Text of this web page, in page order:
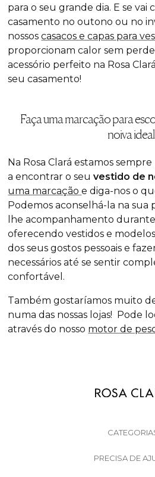
para o seu grande dia. E se vai
casamento no outono ou no
nossoscasacos e capas para
proporcionam calor sem
acessório perfeito na Rosa
seu casamento!
Faça uma marcação para
noiva
Na Rosa Clará estamos
a encontrar o seuvestido de
uma marcaçãoe diga-nos o
Podemos aconselhá-la na
lhe acompanhamento
oferecendo vestidos e
dos seus gostos pessoais e
necessários até se sentir
confortável.
Também gostaríamos muito
numa das nossas lojas! Pode
através do nosso motor de
PRECISA DE